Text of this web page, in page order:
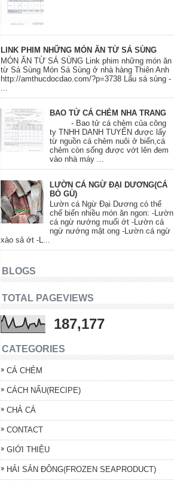
LINK PHIM NHỮNG MÓN ĂN TỪ SÁ SÙNG
MÓN ĂN TỪ SÁ SÙNG Link phim những món ăn
từ Sá Sùng Món Sá Sùng ở nhà hàng Thiên Anh
http://amthucdocdao.com/?p=3738 Lẩu sá sùng -
BAO TỬ CÁ CHẺM NHA TRANG
- Bao tử cá chẻm của công
ty TNHH DANH TUYẾN được lấy
từ nguồn cá chẻm nuôi ở biển,cá
chẻm còn sống được vớt lên đem
vào nhà máy ...
LƯỜN CÁ NGỪ ĐẠI DƯƠNG(CÁ
BÒ GÙ)
Lườn cá Ngừ Đại Dương có thể
chế biến nhiều món ăn ngon: -Lườn
cá ngừ nướng muối ớt -Lườn cá
ngừ nướng mật ong -Lườn cá ngừ
xào sả ớt -L...
BLOGS
TOTAL PAGEVIEWS
187,177
CATEGORIES
CÁ CHẺM
CÁCH NẤU(RECIPE)
CHẢ CÁ
CONTACT
GIỚI THIỆU
HẢI SẢN ĐÔNG(FROZEN SEAPRODUCT)